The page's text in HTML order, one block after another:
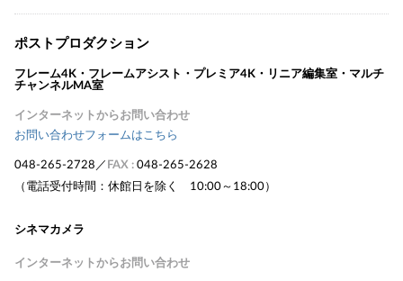
ポストプロダクション
フレーム4K・フレームアシスト・プレミア4K・リニア編集室・マルチ
チャンネルMA室
インターネットからお問い合わせ
お問い合わせフォームはこちら
048-265-2728 ／ FAX :048-265-2628
（電話受付時間：休館日を除く 10:00～18:00）
シネマカメラ
インターネットからお問い合わせ